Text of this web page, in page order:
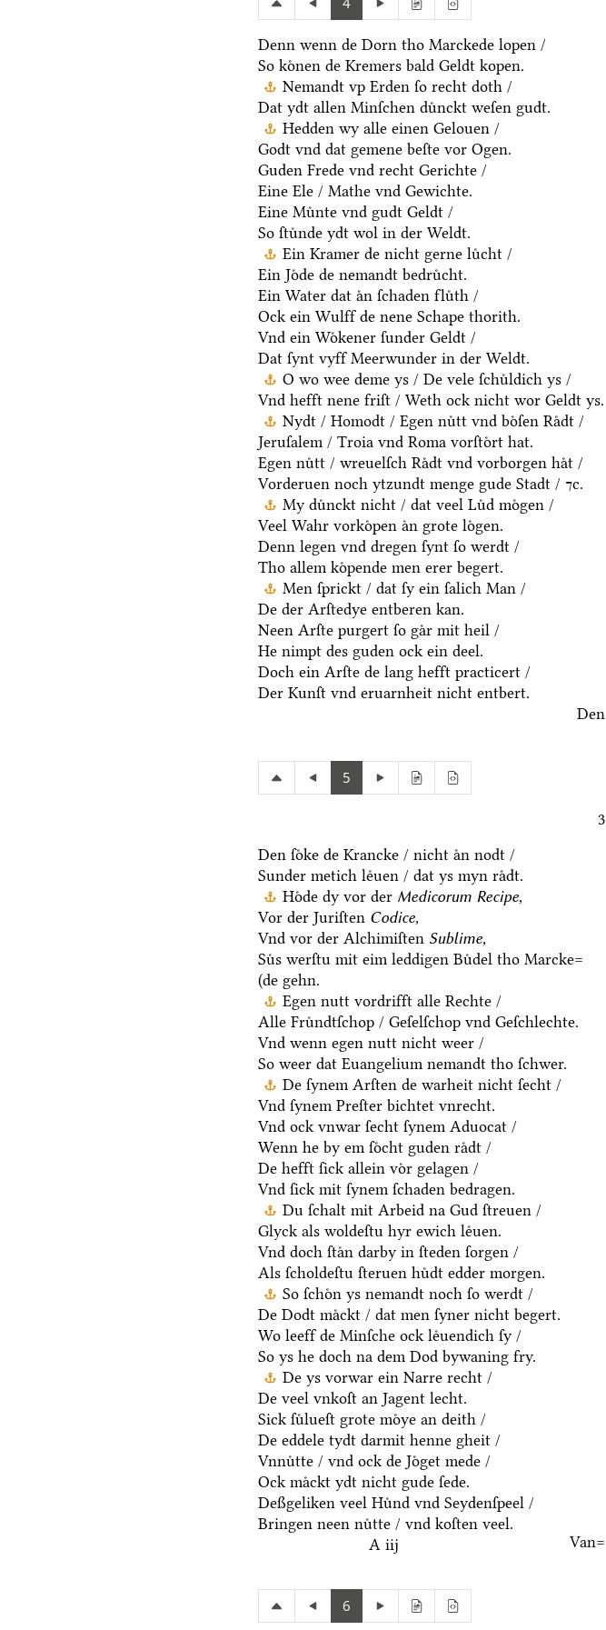
Denn wenn de Dorn tho Marckede lopen /
So koͤnen de Kremers bald Geldt kopen.
Nemandt vp Erden ſo recht doth /
Dat ydt allen Minſchen duͤnckt weſen gudt.
Hedden wy alle einen Gelouen /
Godt vnd dat gemene beſte vor Ogen.
Guden Frede vnd recht Gerichte /
Eine Ele / Mathe vnd Gewichte.
Eine Muͤnte vnd gudt Geldt /
So ſtuͤnde ydt wol in der Weldt.
Ein Kramer de nicht gerne luͤcht /
Ein Joͤde de nemandt bedruͤcht.
Ein Water dat aͤn ſchaden fluͤth /
Ock ein Wulff de nene Schape thorith.
Vnd ein Woͤkener ſunder Geldt /
Dat ſynt vyff Meerwunder in der Weldt.
O wo wee deme ys / De vele ſchuͤldich ys /
Vnd hefft nene friſt / Weth ock nicht wor Geldt ys.
Nydt / Homodt / Egen nuͤtt vnd boͤſen Raͤdt /
Jeruſalem / Troia vnd Roma vorſtoͤrt hat.
Egen nuͤtt / wreuelſch Raͤdt vnd vorborgen haͤt /
Vorderuen noch ytzundt menge gude Stadt / ⁊c.
My duͤnckt nicht / dat veel Luͤd moͤgen /
Veel Wahr vorkoͤpen aͤn grote loͤgen.
Denn legen vnd dregen ſynt ſo werdt /
Tho allem koͤpende men erer begert.
Men ſprickt / dat ſy ein ſalich Man /
De der Arſtedye entberen kan.
Neen Arſte purgert ſo gaͤr mit heil /
He nimpt des guden ock ein deel.
Doch ein Arſte de lang hefft practicert /
Der Kunſt vnd eruarnheit nicht entbert.
Den
5
3
Den ſoͤke de Krancke / nicht aͤn nodt /
Sunder metich leͤuen / dat ys myn raͤdt.
Hoͤde dy vor der Medicorum Recipe,
Vor der Juriſten Codice,
Vnd vor der Alchimiſten Sublime,
Suͤs werſtu mit eim leddigen Buͤdel tho Marcke=
(de gehn.
Egen nutt vordrifft alle Rechte /
Alle Fruͤndtſchop / Geſelſchop vnd Geſchlechte.
Vnd wenn egen nutt nicht weer /
So weer dat Euangelium nemandt tho ſchwer.
De ſynem Arſten de warheit nicht ſecht /
Vnd ſynem Preſter bichtet vnrecht.
Vnd ock vnwar ſecht ſynem Aduocat /
Wenn he by em ſoͤcht guden raͤdt /
De hefft ſick allein voͤr gelagen /
Vnd ſick mit ſynem ſchaden bedragen.
Du ſchalt mit Arbeid na Gud ſtreuen /
Glyck als woldeſtu hyr ewich leͤuen.
Vnd doch ſtaͤn darby in ſteden ſorgen /
Als ſcholdeſtu ſteruen huͤdt edder morgen.
So ſchoͤn ys nemandt noch ſo werdt /
De Dodt maͤckt / dat men ſyner nicht begert.
Wo leeff de Minſche ock leͤuendich ſy /
So ys he doch na dem Dod bywaning fry.
De ys vorwar ein Narre recht /
De veel vnkoſt an Jagent lecht.
Sick ſuͤlueſt grote moͤye an deith /
De eddele tydt darmit henne gheit /
Vnnuͤtte / vnd ock de Joͤget mede /
Ock maͤckt ydt nicht gude ſede.
Deßgeliken veel Huͤnd vnd Seydenſpeel /
Bringen neen nuͤtte / vnd koſten veel.
A iij
Van=
6